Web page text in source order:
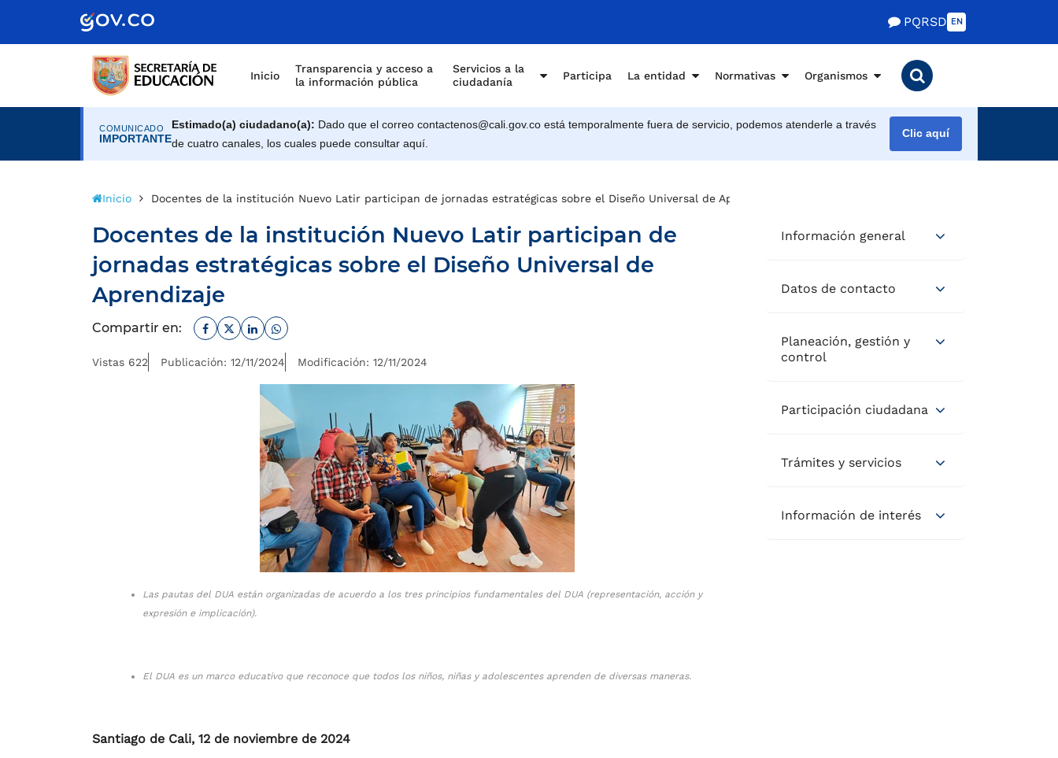
PQRSD EN
Inicio
Transparencia y acceso a
la información pública
Servicios a la
ciudadanía
Participa La entidad Normativas Organismos
COMUNICADO
IMPORTANTE
Estimado(a) ciudadano(a): Dado que el correo contactenos@cali.gov.co está temporalmente fuera de servicio, podemos atenderle a través
de cuatro canales, los cuales puede consultar aquí.
Clic aquí
Inicio Docentes de la institución Nuevo Latir participan de jornadas estratégicas sobre el Diseño Universal de Aprendizaje
Docentes de la institución Nuevo Latir participan de
jornadas estratégicas sobre el Diseño Universal de
Aprendizaje
Compartir en: Facebook
TwitterLinkedinWhatsapp
Vistas 622 Publicación: 12/11/2024 Modificación: 12/11/2024
Las pautas del DUA están organizadas de acuerdo a los tres principios fundamentales del DUA (representación, acción y
expresión e implicación).
El DUA es un marco educativo que reconoce que todos los niños, niñas y adolescentes aprenden de diversas maneras.
Santiago de Cali, 12 de noviembre de 2024
Información general
Datos de contacto
Planeación, gestión y
control
Participación ciudadana
Trámites y servicios
Información de interés